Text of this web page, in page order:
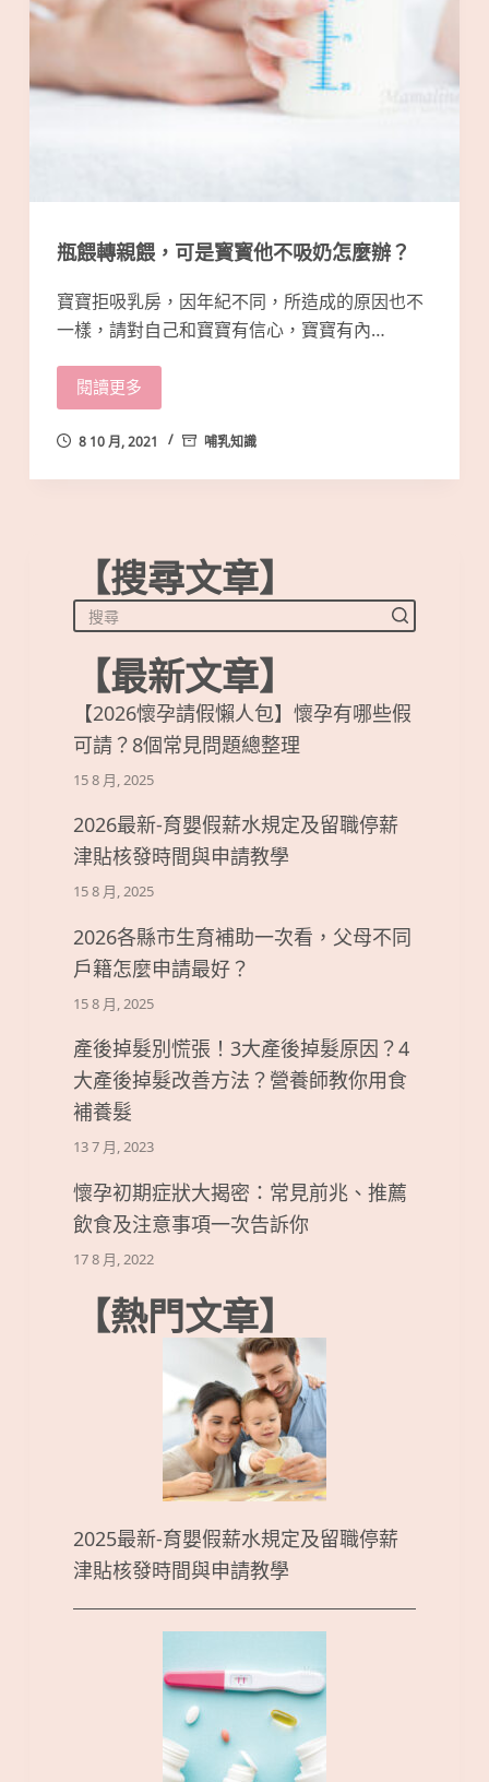
瓶餵轉親餵，可是寳寳他不吸奶怎麼辦？
寶寶拒吸乳房，因年紀不同，所造成的原因也不
一樣，請對自己和寶寶有信心，寶寶有內…
閱讀更多
8 10 月, 2021 哺乳知識
【搜尋文章】
【最新文章】
【2026懷孕請假懶人包】懷孕有哪些假
可請？8個常見問題總整理
15 8 月, 2025
2026最新-育嬰假薪水規定及留職停薪
津貼核發時間與申請教學
15 8 月, 2025
2026各縣市生育補助一次看，父母不同
戶籍怎麼申請最好？
15 8 月, 2025
產後掉髮別慌張！3大產後掉髮原因？4
大產後掉髮改善方法？營養師教你用食
補養髮
13 7 月, 2023
懷孕初期症狀大揭密：常見前兆、推薦
飲食及注意事項一次告訴你
17 8 月, 2022
【熱門文章】
2025最新-育嬰假薪水規定及留職停薪
津貼核發時間與申請教學